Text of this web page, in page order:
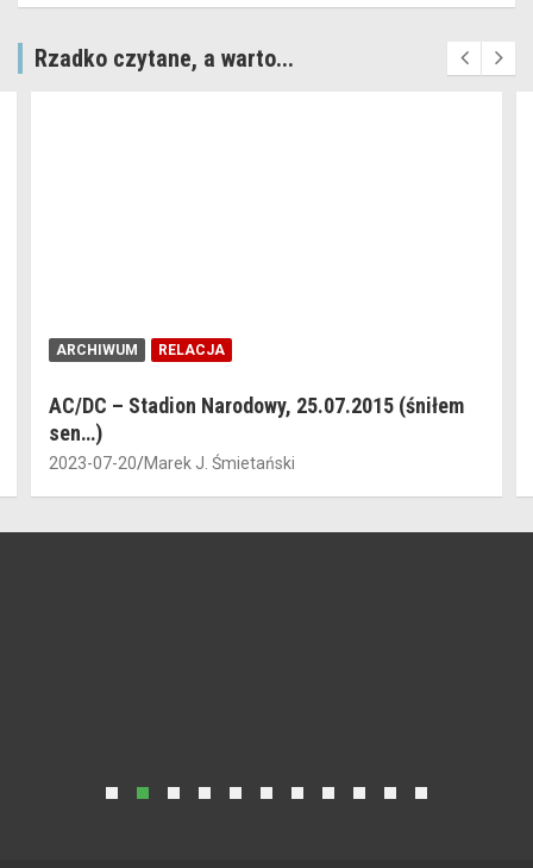
Rzadko czytane, a warto...
ARCHIWUM RELACJA
AC/DC – Stadion Narodowy, 25.07.2015 (śniłem
sen…)
2023-07-20 Marek J. Śmietański